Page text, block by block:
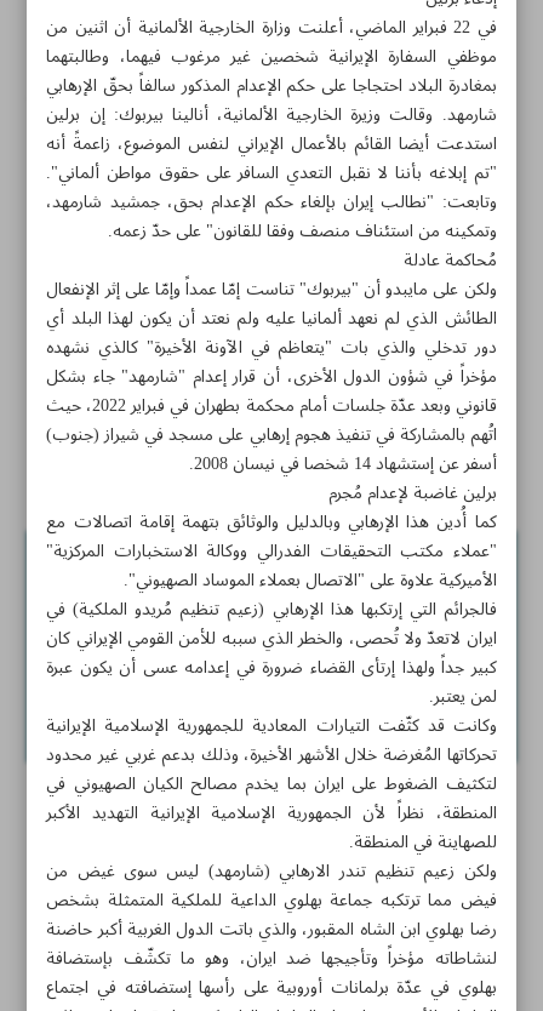
مواضيع هذه الصفحة
الغرب يستعر غضباً من قطع أذرعه في ايران!
ايران تدعو الأمم المتحدة لدور أكبر في سوريا واليمن
وأفغانستان وأوكرانياايران تدعو الأمم المتحدة لدور أكبر في
سوريا واليمن وأفغانستان وأوكرانيا
إختتام مناورات «المدافعون عن سماء الولاية 1401»
البحرية تخطط لمناورات بمشاركة الدول المطلة على المحيط
الهندي
أخبار قصيرة
في 22 فبراير الماضي، أعلنت وزارة الخارجية الألمانية أن اثنين من
موظفي السفارة الإيرانية شخصين غير مرغوب فيهما، وطالبتهما
بمغادرة البلاد احتجاجا على حكم الإعدام المذكور سالفاً بحقّ الإرهابي
شارمهد. وقالت وزيرة الخارجية الألمانية، أنالينا بيربوك: إن برلين
استدعت أيضا القائم بالأعمال الإيراني لنفس الموضوع، زاعمةً أنه
"تم إبلاغه بأننا لا نقبل التعدي السافر على حقوق مواطن ألماني".
وتابعت: "نطالب إيران بإلغاء حكم الإعدام بحق، جمشيد شارمهد،
وتمكينه من استئناف منصف وفقا للقانون" على حدّ زعمه.
مُحاكمة عادلة
ولكن على مايبدو أن "بيربوك" تناست إمّا عمداً وإمّا على إثر الإنفعال
الطائش الذي لم نعهد ألمانيا عليه ولم نعتد أن يكون لهذا البلد أي
دور تدخلي والذي بات "يتعاظم في الآونة الأخيرة" كالذي نشهده
مؤخراً في شؤون الدول الأخرى، أن قرار إعدام "شارمهد" جاء بشكل
قانوني وبعد عدّة جلسات أمام محكمة بطهران في فبراير 2022، حيث
اتُهم بالمشاركة في تنفيذ هجوم إرهابي على مسجد في شيراز (جنوب)
أسفر عن إستشهاد 14 شخصا في نيسان 2008.
برلين غاضبة لإعدام مُجرم
كما أُدين هذا الإرهابي وبالدليل والوثائق بتهمة إقامة اتصالات مع
"عملاء مكتب التحقيقات الفدرالي ووكالة الاستخبارات المركزية"
الأميركية علاوة على "الاتصال بعملاء الموساد الصهيوني".
فالجرائم التي إرتكبها هذا الإرهابي (زعيم تنظيم مُريدو الملكية) في
ايران لاتعدّ ولا تُحصى، والخطر الذي سببه للأمن القومي الإيراني كان
كبير جداً ولهذا إرتأى القضاء ضرورة في إعدامه عسى أن يكون عبرة
لمن يعتبر.
وكانت قد كثّفت التيارات المعادية للجمهورية الإسلامية الإيرانية
تحركاتها المُغرضة خلال الأشهر الأخيرة، وذلك بدعم غربي غير محدود
لتكثيف الضغوط على ايران بما يخدم مصالح الكيان الصهيوني في
المنطقة، نظراً لأن الجمهورية الإسلامية الإيرانية التهديد الأكبر
للصهاينة في المنطقة.
ولكن زعيم تنظيم تندر الارهابي (شارمهد) ليس سوى غيض من
فيض مما ترتكبه جماعة بهلوي الداعية للملكية المتمثلة بشخص
رضا بهلوي ابن الشاه المقبور، والذي باتت الدول الغربية أكبر حاضنة
لنشاطاته مؤخراً وتأجيجها ضد ايران، وهو ما تكشّف بإستضافة
بهلوي في عدّة برلمانات أوروبية على رأسها إستضافته في اجتماع